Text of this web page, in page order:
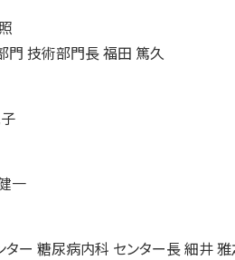
門 技術部門長 福田 篤久
一
ター 糖尿病内科 センター長 細井